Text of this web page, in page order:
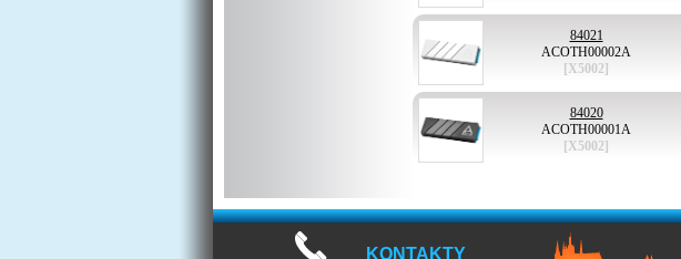
84021
ACOTH00002A
[X5002]
84020
ACOTH00001A
[X5002]
KONTAKTY